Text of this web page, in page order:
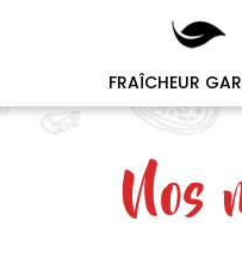
FRAÎCHEUR
Nos